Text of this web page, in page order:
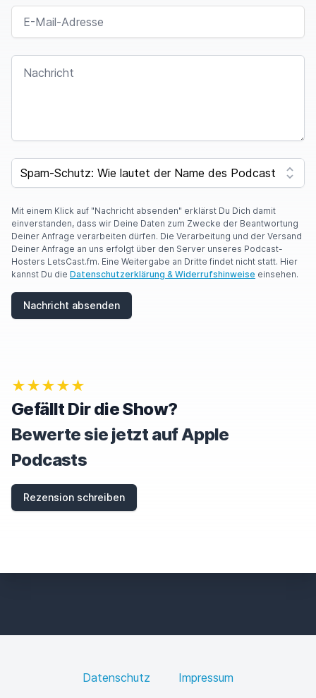
E-MAIL-ADRESSE
NACHRICHT
F
O
A
R
E
A
H
U
R
E
T
H
I
S
F
E
SPAM CAPTCHA
Mit einem Klick auf "Nachricht absenden" erklärst Du Dich damit
einverstanden, dass wir Deine Daten zum Zwecke der Beantwortung
Deiner Anfrage verarbeiten dürfen. Die Verarbeitung und der Versand
Deiner Anfrage an uns erfolgt über den Server unseres Podcast-
Hosters LetsCast.fm. Eine Weitergabe an Dritte findet nicht statt. Hier
kannst Du die Datenschutzerklärung & Widerrufshinweise einsehen.
Nachricht absenden
★★★★★
Gefällt Dir die Show?
Bewerte sie jetzt auf Apple
Podcasts
Rezension schreiben
Datenschutz Impressum